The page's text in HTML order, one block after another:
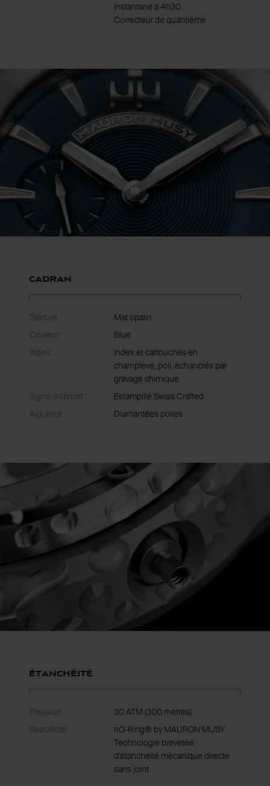
instantané à 4h30
Correcteur de quantième
Cadran
Texture :
Mat opalin
Couleur :
Blue
Index :
Index et cartouches en
champlevé, poli, échancrés par
gravage chimique
Signe distinctif :
Estampillé Swiss Crafted
Aiguilles :
Diamantées polies
Étanchéité
Pression :
30 ATM (300 mètres)
Spécificité :
nO-Ring® by MAURON MUSY
Technologie brevetée
d’étanchéité mécanique directe
sans joint